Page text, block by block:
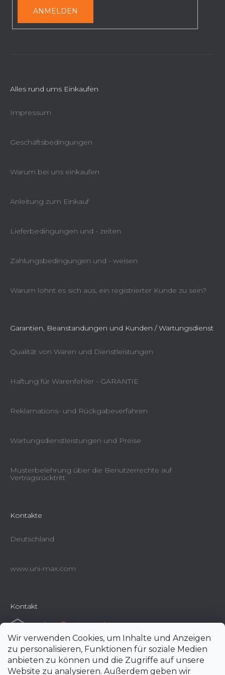
Wir verwenden Cookies, um Inhalte und Anzeigen
zu personalisieren, Funktionen für soziale Medien
anbieten zu können und die Zugriffe auf unsere
Website zu analysieren. Außerdem geben wir
ANMELDEN
Alles rund ums Einkaufen
Impressum
Geschäftsbedingungen
Warum bei uns einkaufen
Anleitung zum Einkauf
Lieferbedingungen und - zeiten
Zahlungsbedingungen und - weisen
Warum lohnt es sich aus, ein registrierter Kunde zu sein?
Garantien, Beanstandungen und Kunden / Wartungsdienst
Qualität von Waren und Dienstleistungen
Haftung für Warenfehler - GARANTIE
Reklamations- und Rückgabeverfahren
Wartungsdienstleistungen und Preise
Musterbelehrung über die Benutzerrechte auf
Vertragsrücktritt
Kontakte
Deutschland
www.uni-max.com
Kontakt
e-shop@uni-max.de
+420 266 190 190